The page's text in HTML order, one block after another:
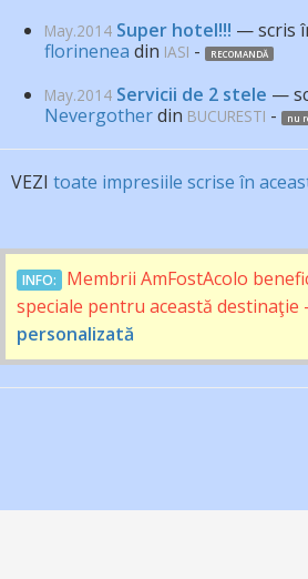
May.2014 Super hotel!!! — scris
florinenea din IASI - RECOMANDĂ
May.2014 Servicii de 2 stele —
Nevergotherdin BUCURESTI - nu
VEZI toate impresiile scrise în
INFO:
Membrii AmFostAcolo
speciale pentru această destinaţie -
personalizată